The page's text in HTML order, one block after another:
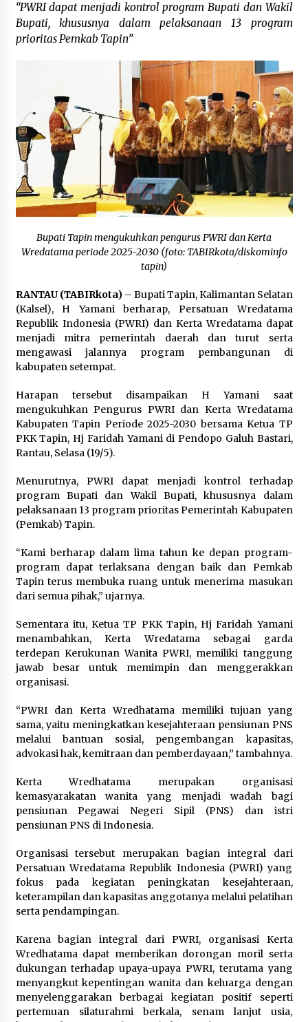
Hadiri Forum Komunikasi dan Kemitraan BPJS,
Sekda Tapin Komitmen Tingkatkan Layanan
Kesehatan
Agustus 4, 2026
Kejari HST Musnahkan Barang Bukti 27 Perkara
Inkracht van Gewisjde
Agustus 4, 2026
Pelajar di HST Musnahkan Barang Bukti
Kejaksaan, Ada Apa?
Agustus 4, 2026
“PWRI dapat menjadi kontrol program Bupati dan Wakil
Bupati, khususnya dalam pelaksanaan 13 program
prioritas Pemkab Tapin”
Bupati Tapin mengukuhkan pengurus PWRI dan Kerta
Wredatama periode 2025-2030 (foto: TABIRkota/diskominfo
tapin)
RANTAU (TABIRkota)– Bupati Tapin, Kalimantan Selatan
(Kalsel), H Yamani berharap, Persatuan Wredatama
Republik Indonesia (PWRI) dan Kerta Wredatama dapat
menjadi mitra pemerintah daerah dan turut serta
mengawasi jalannya program pembangunan di
kabupaten setempat.
Harapan tersebut disampaikan H Yamani saat
mengukuhkan Pengurus PWRI dan Kerta Wredatama
Kabupaten Tapin Periode 2025-2030 bersama Ketua TP
PKK Tapin, Hj Faridah Yamani di Pendopo Galuh Bastari,
Rantau, Selasa (19/5).
Menurutnya, PWRI dapat menjadi kontrol terhadap
program Bupati dan Wakil Bupati, khususnya dalam
pelaksanaan 13 program prioritas Pemerintah Kabupaten
(Pemkab) Tapin.
“Kami berharap dalam lima tahun ke depan program-
program dapat terlaksana dengan baik dan Pemkab
Tapin terus membuka ruang untuk menerima masukan
dari semua pihak,” ujarnya.
Sementara itu, Ketua TP PKK Tapin, Hj Faridah Yamani
menambahkan, Kerta Wredatama sebagai garda
terdepan Kerukunan Wanita PWRI, memiliki tanggung
jawab besar untuk memimpin dan menggerakkan
organisasi.
“PWRI dan Kerta Wredhatama memiliki tujuan yang
sama, yaitu meningkatkan kesejahteraan pensiunan PNS
melalui bantuan sosial, pengembangan kapasitas,
advokasi hak, kemitraan dan pemberdayaan,” tambahnya.
Kerta Wredhatama merupakan organisasi
kemasyarakatan wanita yang menjadi wadah bagi
pensiunan Pegawai Negeri Sipil (PNS) dan istri
pensiunan PNS di Indonesia.
Organisasi tersebut merupakan bagian integral dari
Persatuan Wredatama Republik Indonesia (PWRI) yang
fokus pada kegiatan peningkatan kesejahteraan,
keterampilan dan kapasitas anggotanya melalui pelatihan
serta pendampingan.
Karena bagian integral dari PWRI, organisasi Kerta
Wredhatama dapat memberikan dorongan moril serta
dukungan terhadap upaya-upaya PWRI, terutama yang
menyangkut kepentingan wanita dan keluarga dengan
menyelenggarakan berbagai kegiatan positif seperti
pertemuan silaturahmi berkala, senam lanjut usia,